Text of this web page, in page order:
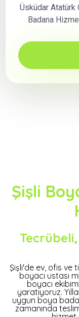
Üsküdar Atatürk
Badana
Şişli
Şişli'de ev, ofis ve
boyacı ustası
boyacı
yaratıyoruz.
uygun boya
zamanında